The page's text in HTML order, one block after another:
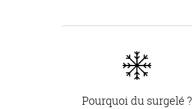
Pourquoi du surgelé ?